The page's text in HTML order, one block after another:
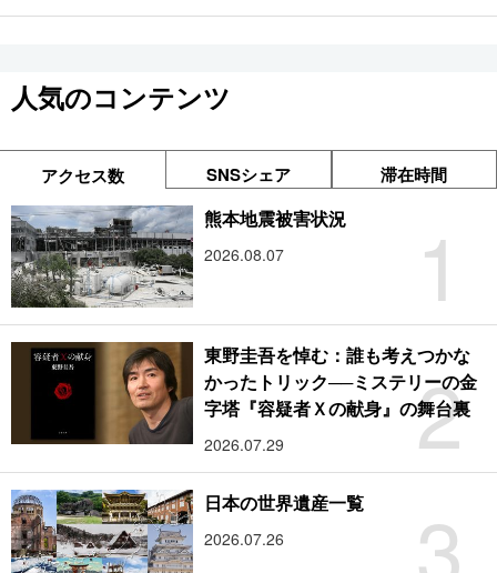
人気のコンテンツ
アクセス数 SNSシェア 滞在時間
1
熊本地震被害状況
2026.08.07
2
東野圭吾を悼む：誰も考えつかな
かったトリック──ミステリーの金
字塔『容疑者Ｘの献身』の舞台裏
2026.07.29
日本の世界遺産一覧
2026.07.26